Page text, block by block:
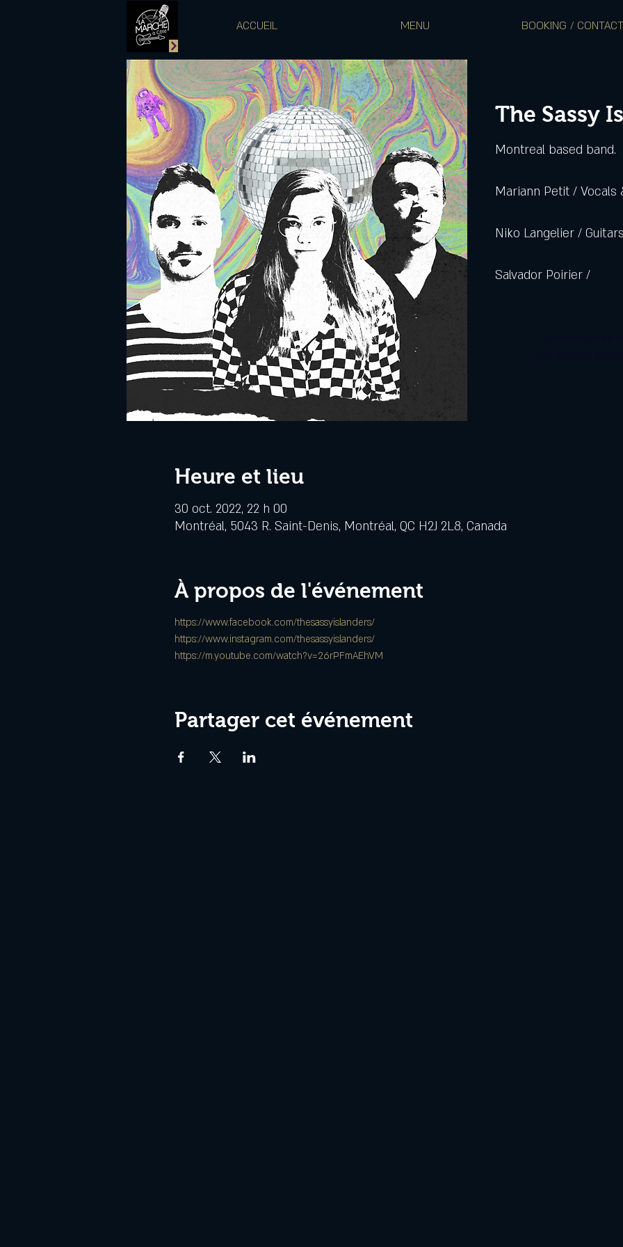
ACCUEIL MENU BOOKING / CONTACT
The Sassy
Montreal based band.
Mariann Petit / Vocals
Niko Langelier /
Salvador Poirier /
Heure et lieu
30 oct. 2022, 22 h 00
Montréal, 5043 R. Saint-Denis, Montréal, QC H2J 2L8, Canada
À propos de l'événement
https://www.facebook.com/thesassyislanders/
https://www.instagram.com/thesassyislanders/
https://m.youtube.com/watch?v=26rPFmAEhVM
Partager cet événement